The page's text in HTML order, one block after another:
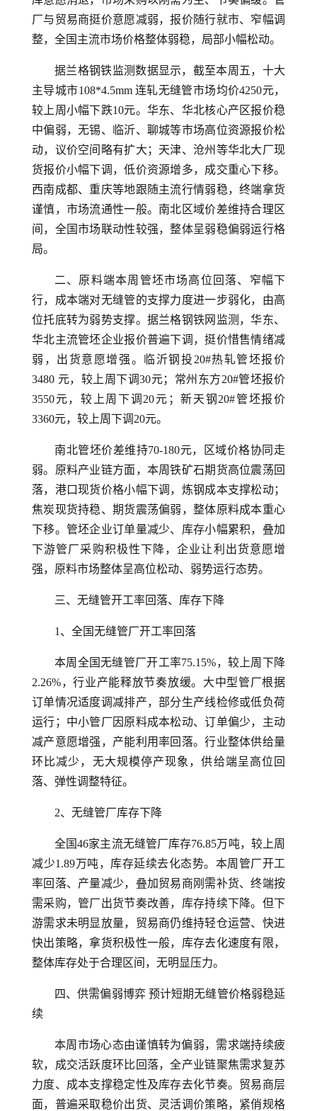
厂与贸易商挺价意愿减弱，报价随行就市、窄幅调
整，全国主流市场价格整体弱稳，局部小幅松动。
据兰格钢铁监测数据显示，截至本周五，十大
主导城市108*4.5mm 连轧无缝管市场均价4250元，
较上周小幅下跌10元。华东、华北核心产区报价稳
中偏弱，无锡、临沂、聊城等市场高位资源报价松
动，议价空间略有扩大；天津、沧州等华北大厂现
货报价小幅下调，低价资源增多，成交重心下移。
西南成都、重庆等地跟随主流行情弱稳，终端拿货
谨慎，市场流通性一般。南北区域价差维持合理区
间，全国市场联动性较强，整体呈弱稳偏弱运行格
局。
二、原料端本周管坯市场高位回落、窄幅下
行，成本端对无缝管的支撑力度进一步弱化，由高
位托底转为弱势支撑。据兰格钢铁网监测，华东、
华北主流管坯企业报价普遍下调，挺价惜售情绪减
弱，出货意愿增强。临沂钢投20#热轧管坯报价
3480 元，较上周下调30元；常州东方20#管坯报价
3550元，较上周下调20元；新天钢20#管坯报价
3360元，较上周下调20元。
南北管坯价差维持70-180元，区域价格协同走
弱。原料产业链方面，本周铁矿石期货高位震荡回
落，港口现货价格小幅下调，炼钢成本支撑松动；
焦炭现货持稳、期货震荡偏弱，整体原料成本重心
下移。管坯企业订单量减少、库存小幅累积，叠加
下游管厂采购积极性下降，企业让利出货意愿增
强，原料市场整体呈高位松动、弱势运行态势。
三、无缝管开工率回落、库存下降
1、全国无缝管厂开工率回落
本周全国无缝管厂开工率75.15%，较上周下降
2.26%，行业产能释放节奏放缓。大中型管厂根据
订单情况适度调减排产，部分生产线检修或低负荷
运行；中小管厂因原料成本松动、订单偏少，主动
减产意愿增强，产能利用率回落。行业整体供给量
环比减少，无大规模停产现象，供给端呈高位回
落、弹性调整特征。
2、无缝管厂库存下降
全国46家主流无缝管厂库存76.85万吨，较上周
减少1.89万吨，库存延续去化态势。本周管厂开工
率回落、产量减少，叠加贸易商刚需补货、终端按
需采购，管厂出货节奏改善，库存持续下降。但下
游需求未明显放量，贸易商仍维持轻仓运营、快进
快出策略，拿货积极性一般，库存去化速度有限，
整体库存处于合理区间，无明显压力。
四、供需偏弱博弈 预计短期无缝管价格弱稳延
续
本周市场心态由谨慎转为偏弱，需求端持续疲
软，成交活跃度环比回落，全产业链聚焦需求复苏
力度、成本支撑稳定性及库存去化节奏。贸易商层
面，普遍采取稳价出货、灵活调价策略，紧俏规格